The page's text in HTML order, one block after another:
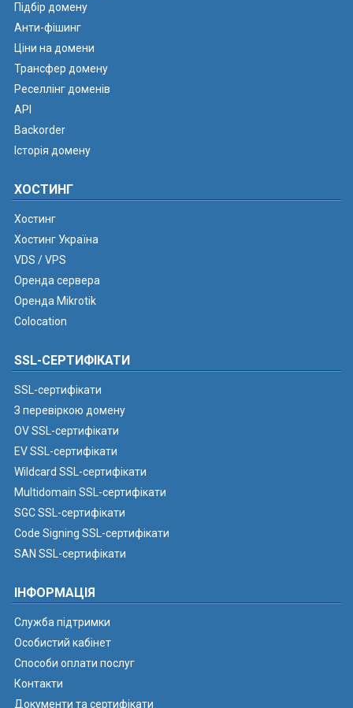
Підбір домену
Анти-фішинг
Ціни на домени
Трансфер домену
Реселлінг доменів
API
Backorder
Історія домену
ХОСТИНГ
Хостинг
Хостинг Україна
VDS / VPS
Оренда сервера
Оренда Mikrotik
Colocation
SSL-СЕРТИФІКАТИ
SSL-сертифікати
З перевіркою домену
OV SSL-сертифікати
EV SSL-сертифікати
Wildcard SSL-сертифікати
Multidomain SSL-сертифікати
SGC SSL-сертифікати
Code Signing SSL-сертифікати
SAN SSL-сертифікати
ІНФОРМАЦІЯ
Служба підтримки
Особистий кабінет
Способи оплати послуг
Контакти
Документи та сертифікати